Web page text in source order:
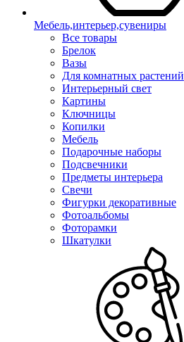
Мебель,интерьер,сувениры
Все товары
Брелок
Вазы
Для комнатных растений
Интерьерный свет
Картины
Ключницы
Копилки
Мебель
Подарочные наборы
Подсвечники
Предметы интерьера
Свечи
Фигурки декоративные
Фотоальбомы
Фоторамки
Шкатулки